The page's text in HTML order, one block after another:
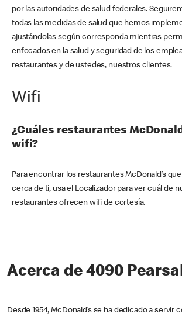
por las autoridades de salud federales.
todas las medidas de salud que hemos
ajustándolas según corresponda mientras
enfocados en la salud y seguridad de los
restaurantes y de ustedes, nuestros clientes.
Wifi
¿Cuáles restaurantes
wifi?
Para encontrar los restaurantes McDonald’s
cerca de ti, usa el Localizador para ver cuál de
restaurantes ofrecen wifi de cortesía.
Acerca de 4090
Desde 1954, McDonald’s se ha dedicado a servir